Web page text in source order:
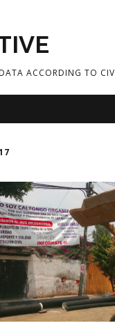
ACCORDING TO